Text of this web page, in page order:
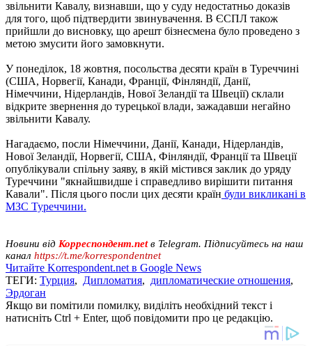
звільнити Кавалу, визнавши, що у суду недостатньо доказів
для того, щоб підтвердити звинувачення. В ЄСПЛ також
прийшли до висновку, що арешт бізнесмена було проведено з
метою змусити його замовкнути.
У понеділок, 18 жовтня, посольства десяти країн в Туреччині
(США, Норвегії, Канади, Франції, Фінляндії, Данії,
Німеччини, Нідерландів, Нової Зеландії та Швеції) склали
відкрите звернення до турецької влади, зажадавши негайно
звільнити Кавалу.
Нагадаємо, посли Німеччини, Данії, Канади, Нідерландів,
Нової Зеландії, Норвегії, США, Фінляндії, Франції та Швеції
опублікували спільну заяву, в якій містився заклик до уряду
Туреччини "якнайшвидше і справедливо вирішити питання
Кавали". Після цього посли цих десяти країн були викликані в
МЗС Туреччини.
Новини від Корреспондент.netв Telegram. Підписуйтесь на наш
канал https://t.me/korrespondentnet
Читайте Korrespondent.net в Google News
ТЕГИ: Турция, Дипломатия, дипломатические отношения,
Эрдоган
Якщо ви помітили помилку, виділіть необхідний текст і
натисніть Ctrl + Enter, щоб повідомити про це редакцію.